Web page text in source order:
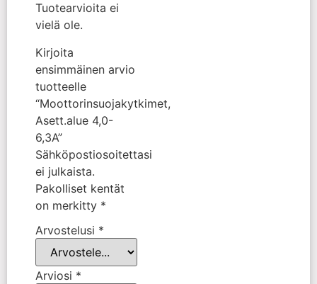
Tuotearvioita ei
vielä ole.
Kirjoita
ensimmäinen arvio
tuotteelle
“Moottorinsuojakytkimet,
Asett.alue 4,0-
6,3A”
Sähköpostiosoitettasi
ei julkaista.
Pakolliset kentät
on merkitty *
Arvostelusi *
Arviosi *